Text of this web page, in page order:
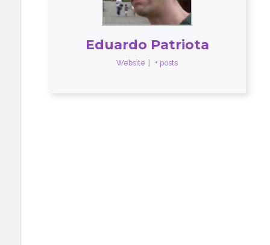
Eduardo Patriota
Website + posts